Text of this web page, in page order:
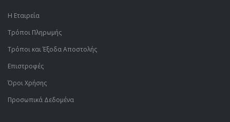
Η Εταιρεία
Τρόποι Πληρωμής
Τρόποι και Έξοδα Αποστολής
Επιστροφές
Όροι Χρήσης
Προσωπικά Δεδομένα